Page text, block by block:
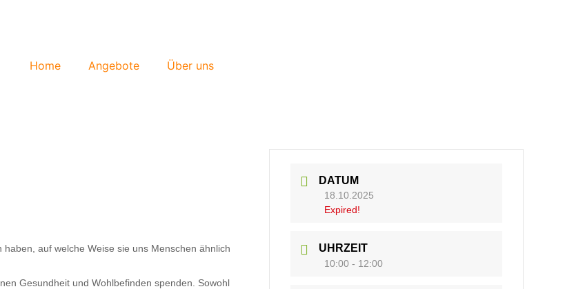
Home Angebote Über uns
auf welche Weise sie uns Menschen ähnlich
Gesundheit und Wohlbefinden spenden. Sowohl
DATUM
18.10.2025
Expired!
UHRZEIT
10:00 - 12:00